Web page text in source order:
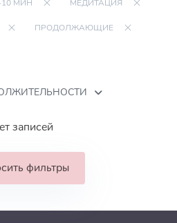
МИН МЕДИТАЦИЯ
ПРОДОЛЖАЮЩИЕ
записей
фильтры